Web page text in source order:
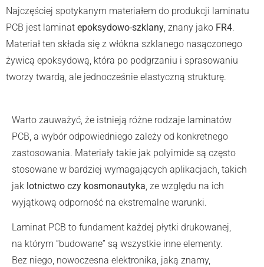
Najczęściej spotykanym materiałem do produkcji laminatu
PCB jest laminat epoksydowo-szklany, znany jako FR4.
Materiał ten składa się z włókna szklanego nasączonego
żywicą epoksydową, która po podgrzaniu i sprasowaniu
tworzy twardą, ale jednocześnie elastyczną strukturę.
Warto zauważyć, że istnieją różne rodzaje laminatów
PCB, a wybór odpowiedniego zależy od konkretnego
zastosowania. Materiały takie jak polyimide są często
stosowane w bardziej wymagających aplikacjach, takich
jak lotnictwo czy kosmonautyka , ze względu na ich
wyjątkową odporność na ekstremalne warunki.
Laminat PCB to fundament każdej płytki drukowanej,
na którym “budowane” są wszystkie inne elementy.
Bez niego, nowoczesna elektronika, jaką znamy,